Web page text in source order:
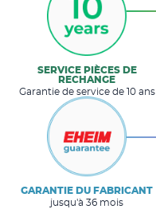
SERVICE PIÈCES DE
RECHANGE
Garantie de service de 10 ans
GARANTIE DU FABRICANT
jusqu'à 36 mois